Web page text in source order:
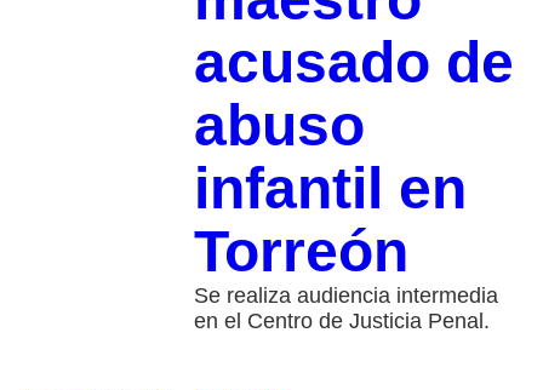
acusado de
abuso
infantil en
Torreón
Se realiza audiencia intermedia
en el Centro de Justicia Penal.